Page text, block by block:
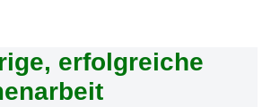
erfolgreiche